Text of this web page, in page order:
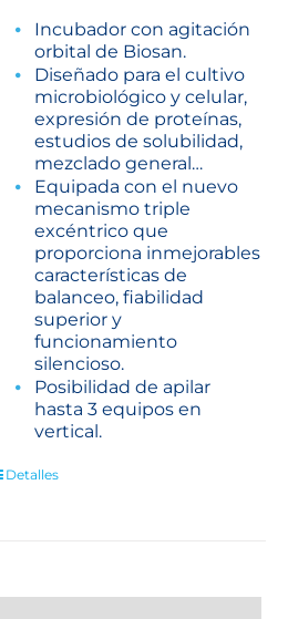
Incubador con agitación
orbital de Biosan.
Diseñado para el cultivo
microbiológico y celular,
expresión de proteínas,
estudios de solubilidad,
mezclado general…
Equipada con el nuevo
mecanismo triple
excéntrico que
proporciona inmejorables
características de
balanceo, fiabilidad
superior y
funcionamiento
silencioso.
Posibilidad de apilar
hasta 3 equipos en
vertical.
Detalles